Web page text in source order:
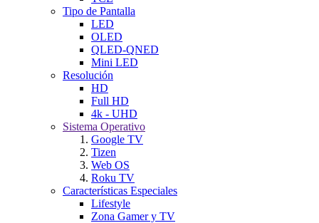
Tipo de Pantalla
LED
OLED
QLED-QNED
Mini LED
Resolución
HD
Full HD
4k - UHD
Sistema Operativo
Google TV
Tizen
Web OS
Roku TV
Características Especiales
Lifestyle
Zona Gamer y TV